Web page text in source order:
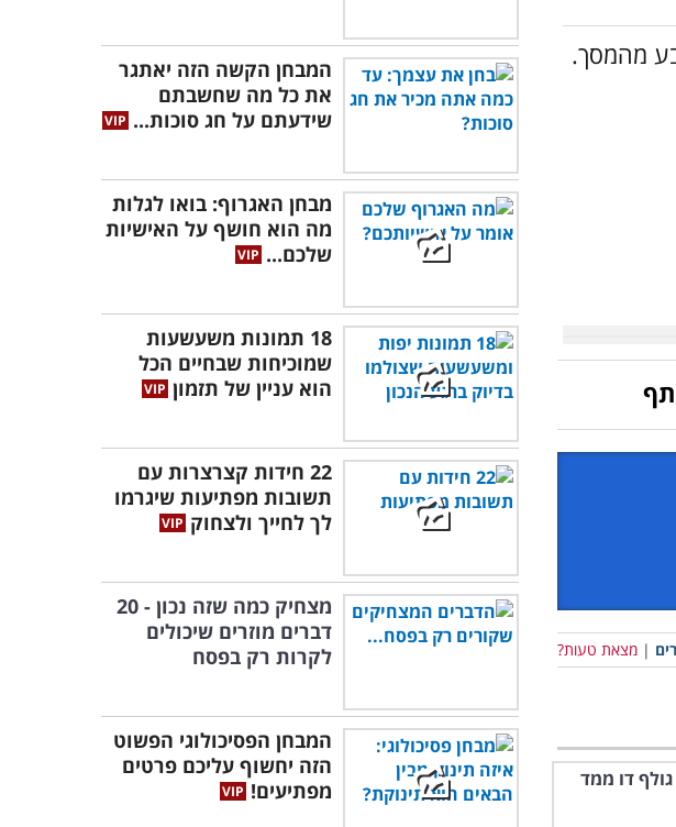
מהמסך.
| מצאת טעות?
המבחן הקשה הזה יאתגר
את כל מה שחשבתם
שידעתם על חג סוכות...
מבחן האגרוף: בואו לגלות
מה הוא חושף על האישיות
שלכם...
18 תמונות משעשעות
שמוכיחות שבחיים הכל
הוא עניין של תזמון
22 חידות קצרצרות עם
תשובות מפתיעות שיגרמו
לך לחייך ולצחוק
מצחיק כמה שזה נכון - 20
דברים מוזרים שיכולים
לקרות רק בפסח
המבחן הפסיכולוגי הפשוט
הזה יחשוף עליכם פרטים
מפתיעים!